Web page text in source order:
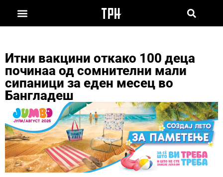
Итни вакцини откако 100 деца
починаа од сомнителни мали
сипаници за еден месец во
Бангладеш